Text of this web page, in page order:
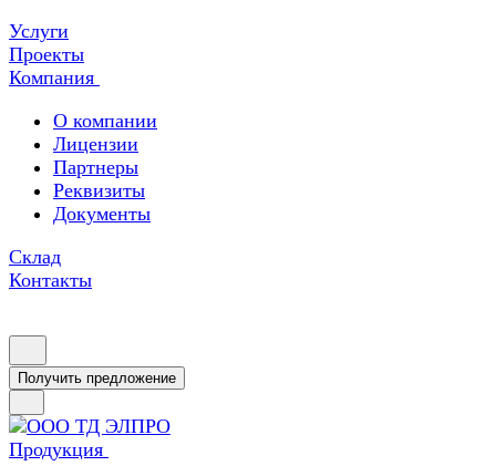
Услуги
Проекты
Компания
О компании
Лицензии
Партнеры
Реквизиты
Документы
Склад
Контакты
Получить предложение
Продукция